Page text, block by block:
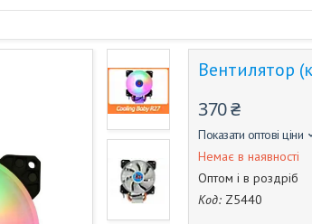
Вентилятор
370 ₴
Показати оптові ціни
Немає в наявності
Оптом і в роздріб
Код: Z5440